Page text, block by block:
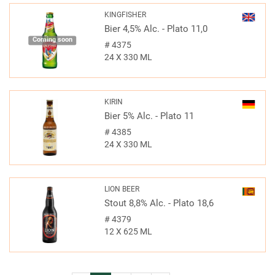
Coming soon
KINGFISHER
Bier 4,5% Alc. - Plato 11,0
#4375
24 X 330 ML
KIRIN
Bier 5% Alc. - Plato 11
#4385
24 X 330 ML
LION BEER
Stout 8,8% Alc. - Plato 18,6
#4379
12 X 625 ML